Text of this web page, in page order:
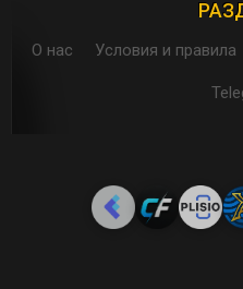
О нас Условия и правила